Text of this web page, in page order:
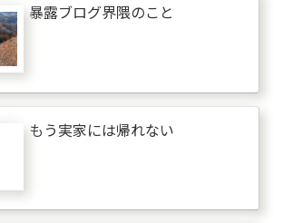
暴露ブログ界隈のこと
もう実家には帰れない